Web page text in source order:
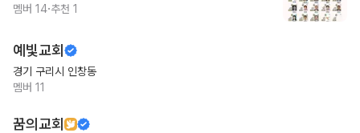
멤버 14·추천 1
예빛교회
경기 구리시 인창동
멤버 11
꿈의교회